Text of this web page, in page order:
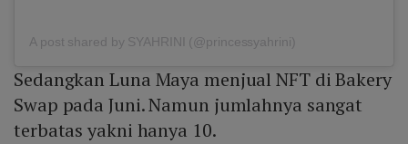
A post shared by SYAHRINI (@princessyahrini)
Sedangkan Luna Maya menjual NFT di Bakery
Swap pada Juni. Namun jumlahnya sangat
terbatas yakni hanya 10.